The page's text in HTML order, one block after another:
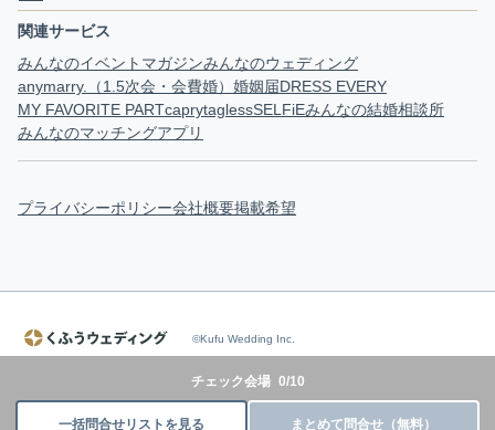
チェック会場 0/10
一括問合せリストを見る まとめて問合せ（無料）
関連サービス
みんなのイベントマガジンみんなのウェディング
anymarry.（1.5次会・会費婚） 婚姻届DRESS EVERY
MY FAVORITE PARTcaprytaglessSELFiEみんなの結婚相談所
みんなのマッチングアプリ
プライバシーポリシー会社概要掲載希望
©Kufu Wedding Inc.